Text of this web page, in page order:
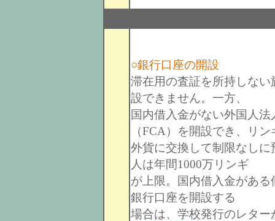
○銀行口座の開設
滞在用の査証を所持しな
設できません。一方、
国内借入金がない外国人
（FCA）を開設でき、リン
外貨に交換して制限なし
人は年間1000万リンギ
が上限。国内借入金があ
銀行口座を開設する
場合は、学校発行のレター